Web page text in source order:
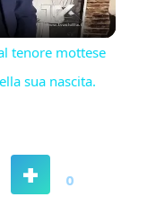
tenore mottese
sua nascita.
+ 0